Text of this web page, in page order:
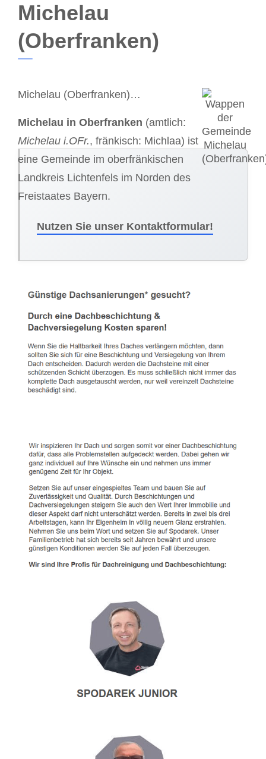
Michelau
(Oberfranken)
Michelau (Oberfranken)…
Michelau in Oberfranken (amtlich:
Michelau i.OFr., fränkisch: Michlaa) ist
eine Gemeinde im oberfränkischen
Landkreis Lichtenfels im Norden des
Freistaates Bayern.
Nutzen Sie unser Kontaktformular!